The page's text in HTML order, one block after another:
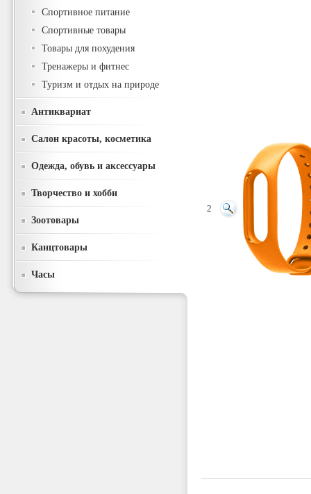
Спортивное питание
Спортивные товары
Товары для похудения
Тренажеры и фитнес
Туризм и отдых на природе
Антиквариат
Салон красоты, косметика
Одежда, обувь и аксессуары
Творчество и хобби
Зоотовары
Канцтовары
Часы
2